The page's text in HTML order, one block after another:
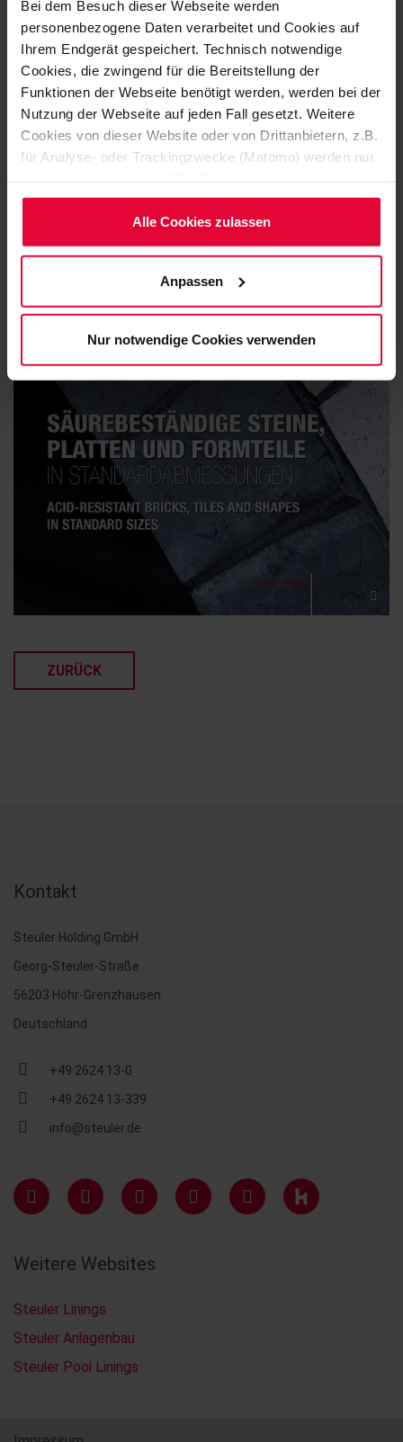
Bei dem Besuch dieser Webseite werden
personenbezogene Daten verarbeitet und Cookies auf
Ihrem Endgerät gespeichert. Technisch notwendige
Cookies, die zwingend für die Bereitstellung der
Funktionen der Webseite benötigt werden, werden bei der
Nutzung der Webseite auf jeden Fall gesetzt. Weitere
Cookies von dieser Website oder von Drittanbietern, z.B.
für Analyse- oder Trackingzwecke (Matomo) werden nur
Möchten Sie dies nicht, klicken Sie bitte auf "Nur
notwendige Cookies verwenden". Mehr dazu
(einschließlich der Möglichkeit, die Einwilligungserklärung
Cookie-Hinweis(Link im Fuß der Website)
bzw. derDatenschutzerklärung.
Alle Cookies zulassen
Anpassen
Nur notwendige Cookies verwenden
Formteile in Standardabmessungen
Dateigröße: 18 MB | Dateiformat: pdf
ZURÜCK
Kontakt
Steuler Holding GmbH
Georg-Steuler-Straße
56203 Höhr-Grenzhausen
Deutschland
+49 2624 13-0
+49 2624 13-339
info@steuler.de
Weitere Websites
Steuler Linings
Steuler Anlagenbau
Steuler Pool Linings